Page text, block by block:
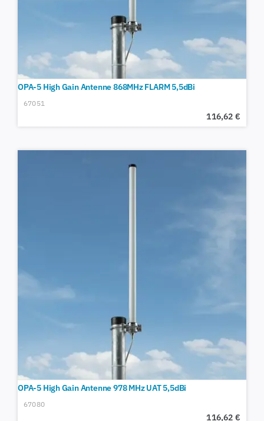
OPA-5 High Gain Antenne 868MHz FLARM 5,5dBi
67051
116,62 €
OPA-5 High Gain Antenne 978 MHz UAT 5,5dBi
67080
116,62 €